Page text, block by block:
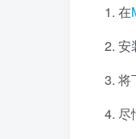
在
安
将
尽